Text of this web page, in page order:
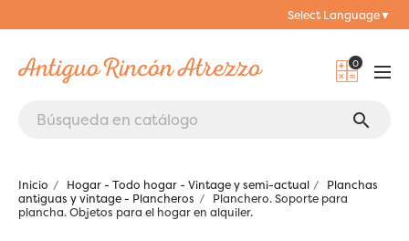
Select Language▼
0
search
Inicio Hogar - Todo hogar - Vintage y semi-actual
Planchas
antiguas y vintage - Plancheros
Planchero. Soporte para
plancha. Objetos para el hogar en alquiler.